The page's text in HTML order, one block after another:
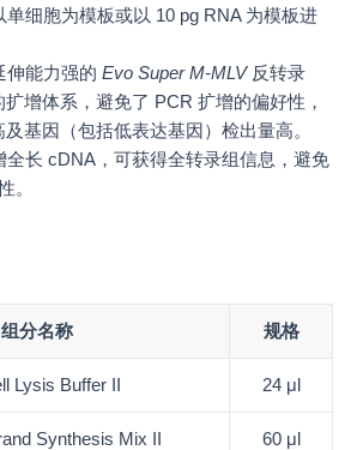
单细胞为模板或以 10 pg RNA 为模板进
伸能力强的 Evo Super M-MLV反转录
增体系，避免了 PCR 扩增的偏好性，
基因（包括低表达基因）检出量高。
全长 cDNA，可获得全转录组信息，避免
。
组分名称 规格
Lysis Buffer II 24 μl
Synthesis Mix II 60 μl